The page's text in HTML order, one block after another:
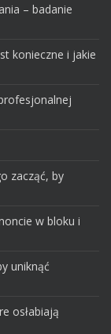
– badanie
konieczne i jakie
zacząć, by
w bloku i
uniknąć
osłabiają